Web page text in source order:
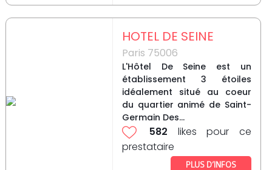
HOTEL DE SEINE
Paris 75006
L'Hôtel De Seine est un
établissement 3 étoiles
idéalement situé au coeur
du quartier animé de Saint-
Germain Des...
582 likes pour ce
prestataire
PLUS D’INFOS